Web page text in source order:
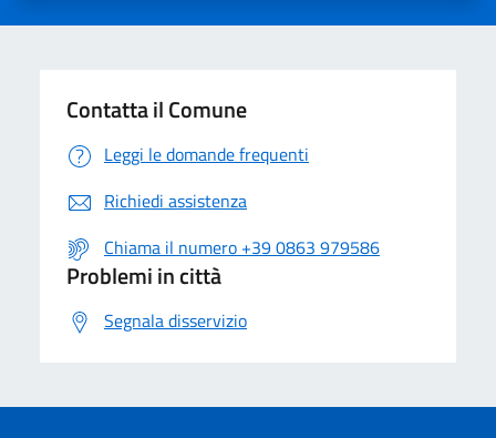
Contatta il Comune
Leggi le domande frequenti
Richiedi assistenza
Chiama il numero +39 0863 979586
Problemi in città
Segnala disservizio